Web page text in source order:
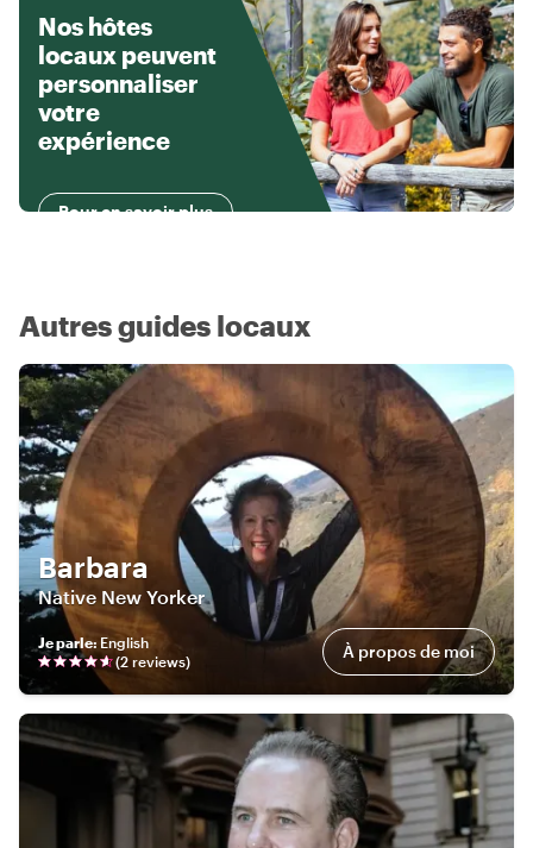
Nos hôtes
locaux peuvent
personnaliser
votre
expérience
Pour en savoir plus
Autres guides locaux
Barbara
Native New Yorker
Je parle: English
(2 reviews) À propos de moi